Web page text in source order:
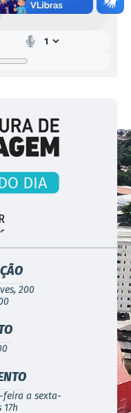
200
feira a sexta-